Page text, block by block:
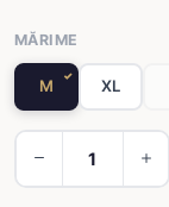
MĂRIME
M XL